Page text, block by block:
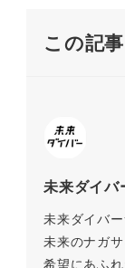
この記
未来ダイバ
未来ダイバー
未来のナガ
希望にあふ